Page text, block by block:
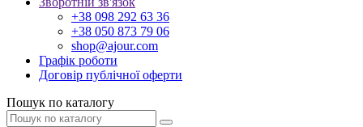
+38 098 292 63 36
+38 050 873 79 06
shop@ajour.com
Графік роботи
Договір публічної оферти
Пошук по каталогу